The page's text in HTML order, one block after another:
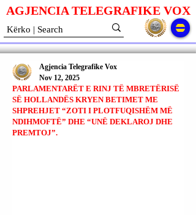
AGJENCIA TELEGRAFIKE VOX
PARLAMENTARËT E RINJ TË MBRETËRISË
SË HOLLANDËS KRYEN BETIMET ME
SHPREHJET “ZOTI I PLOTFUQISHËM MË
NDIHMOFTË” DHE “UNË DEKLAROJ DHE
PREMTOJ”.
Agjencia Telegrafike Vox
Nov 12, 2025